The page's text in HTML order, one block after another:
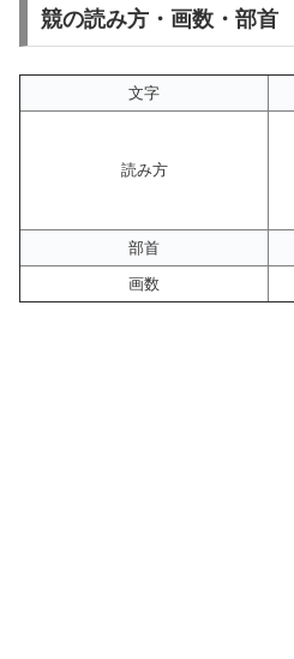
競の読み方・画数・部首
文字
読み方
部首
画数